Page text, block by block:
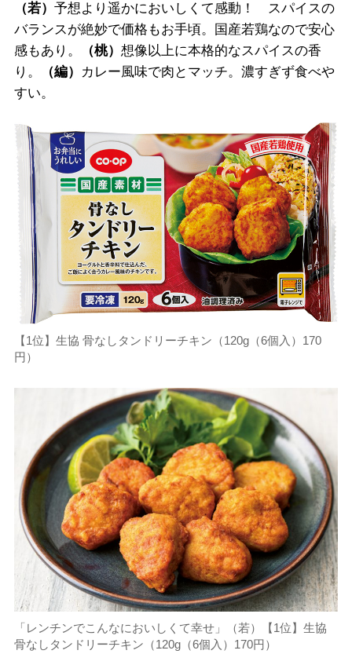
（若） 予想より遥かにおいしくて感動！ スパイスの
バランスが絶妙で価格もお手頃。国産若鶏なので安心
感もあり。
（桃） 想像以上に本格的なスパイスの香
り。
（編）
カレー風味で肉とマッチ。濃すぎず食べや
すい。
【1位】生協 骨なしタンドリーチキン（120g（6個入）170
円）
「レンチンでこんなにおいしくて幸せ」（若）【1位】生協
骨なしタンドリーチキン（120g（6個入）170円）